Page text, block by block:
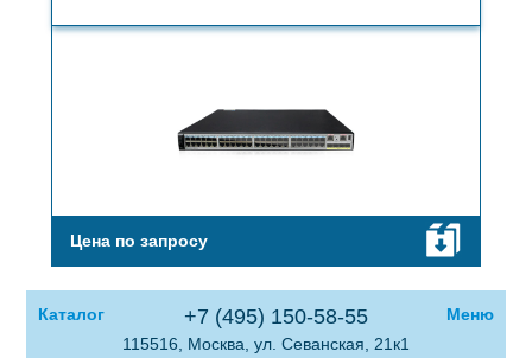
Цена по запросу
Каталог +7 (495) 150-58-55
Меню
115516, Москва, ул. Севанская, 21к1